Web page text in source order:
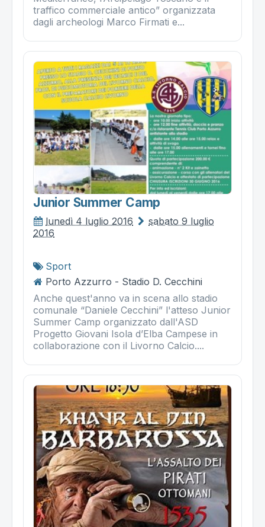
traffico commerciale antico” organizzata
dagli archeologi Marco Firmati e...
Junior Summer Camp
lunedì 4 luglio 2016
sabato 9 luglio
2016
Sport
Porto Azzurro - Stadio D. Cecchini
Anche quest'anno va in scena allo stadio
comunale “Daniele Cecchini” l'atteso Junior
Summer Camp organizzato dall'ASD
Progetto Giovani Isola d’Elba Campese in
collaborazione con il Livorno Calcio....